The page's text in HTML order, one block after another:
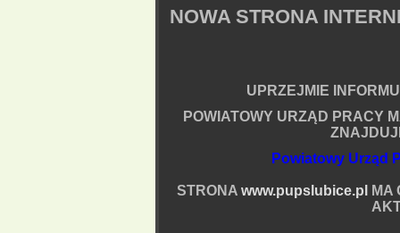
NOWA STRONA
UPRZEJMIE
POWIATOWY URZĄD PRACY
Powiatowy Urząd
STRONA www.pupslubice.pl
MA